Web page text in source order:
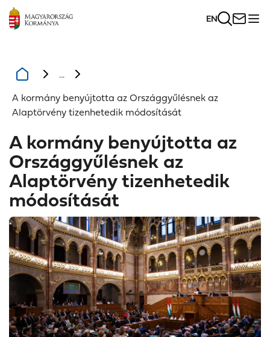
EN
...
A kormány benyújtotta az Országgyűlésnek az
Alaptörvény tizenhetedik módosítását
A kormány benyújtotta az
Országgyűlésnek az
Alaptörvény tizenhetedik
módosítását